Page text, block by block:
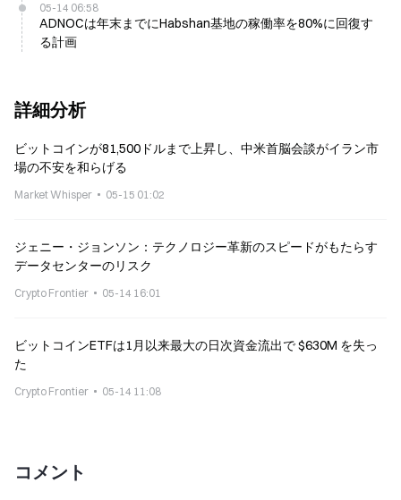
05-14 06:58
ADNOCは年末までにHabshan基地の稼働率を80%に回復す
る計画
詳細分析
ビットコインが81,500ドルまで上昇し、中米首脳会談がイラン市
場の不安を和らげる
Market Whisper 05-15 01:02
ジェニー・ジョンソン：テクノロジー革新のスピードがもたらす
データセンターのリスク
Crypto Frontier 05-14 16:01
ビットコインETFは1月以来最大の日次資金流出で $630M を失っ
た
Crypto Frontier 05-14 11:08
コメント